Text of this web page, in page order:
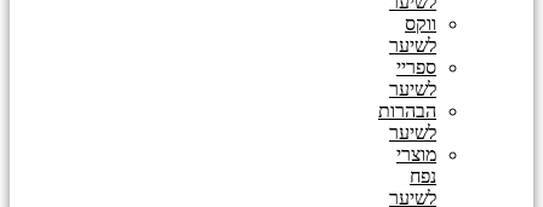
ווקס
לשיער
ספריי
לשיער
הבהרות
לשיער
מוצרי
נפח
לשיער